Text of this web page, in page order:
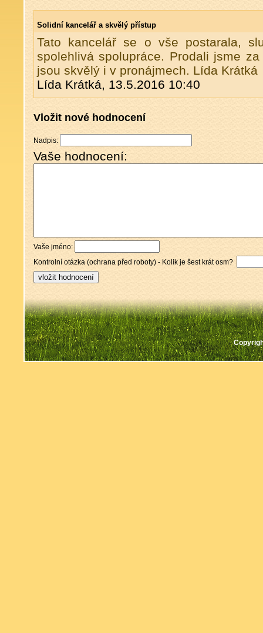
Solidní kancelář a skvělý přístup
Tato kancelář se o vše postarala,
spolehlivá spolupráce. Prodali jsme
jsou skvělý i v pronájmech. Lída Krátká
Lída Krátká, 13.5.2016 10:40
Vložit nové hodnocení
Nadpis:
Vaše hodnocení:
Vaše jméno:
Kontrolní otázka (ochrana před roboty) - Kolik je šest krát osm?